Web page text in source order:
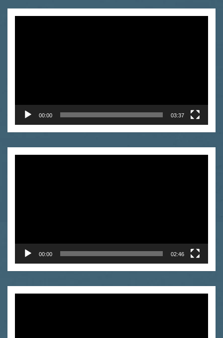
00:00 03:37
00:00 02:46